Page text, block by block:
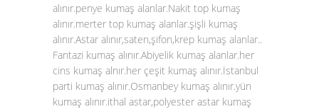
alınır.penye kumaş alanlar.Nakit top kumaş
alınır.merter top kumaş alanlar.şişli kumaş
alınır.Astar alınır,saten,şifon,krep kumaş alanlar..
Fantazi kumaş alınır.Abiyelik kumaş alanlar.her
cins kumaş alnır.her çeşit kumaş alınır.İstanbul
parti kumaş alınır.Osmanbey kumaş alınır.yün
kumaş alınır.ithal astar,polyester astar kumaş